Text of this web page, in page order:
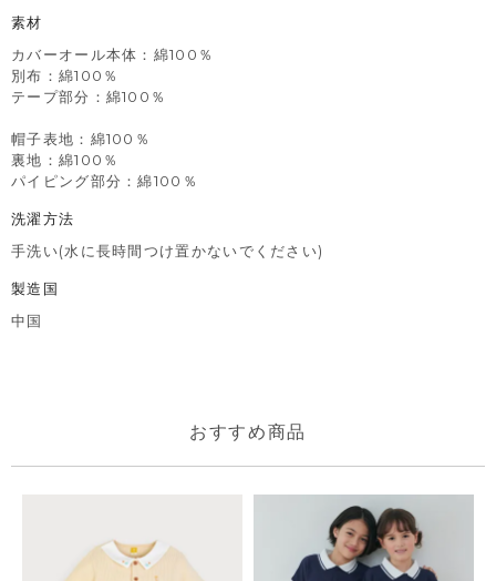
素材
カバーオール本体：綿100％
別布：綿100％
テープ部分：綿100％
帽子表地：綿100％
裏地：綿100％
パイピング部分：綿100％
洗濯方法
手洗い(水に長時間つけ置かないでください)
製造国
中国
おすすめ商品